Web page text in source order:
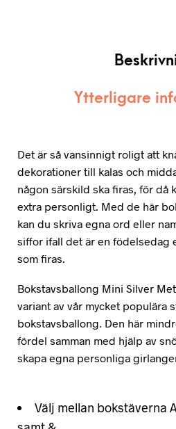
Ytterligare
Det är så vansinnigt roligt att
dekorationer till kalas och
någon särskild ska firas, för då
extra personligt. Med de här
kan du skriva egna ord eller
siffor ifall det är en födelsedag
som firas.
Bokstavsballong Mini Silver
variant av vår mycket populära
bokstavsballong. Den här
fördel samman med hjälp av
skapa egna personliga
Välj mellan bokstäverna